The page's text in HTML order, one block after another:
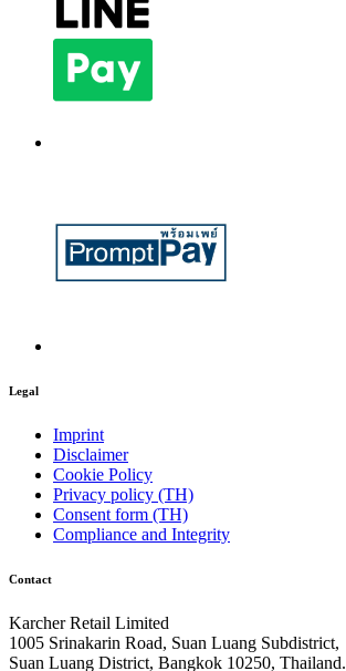
Legal
Imprint
Disclaimer
Cookie Policy
Privacy policy (TH)
Consent form (TH)
Compliance and Integrity
Contact
Karcher Retail Limited
1005 Srinakarin Road, Suan Luang Subdistrict,
Suan Luang District, Bangkok 10250, Thailand.